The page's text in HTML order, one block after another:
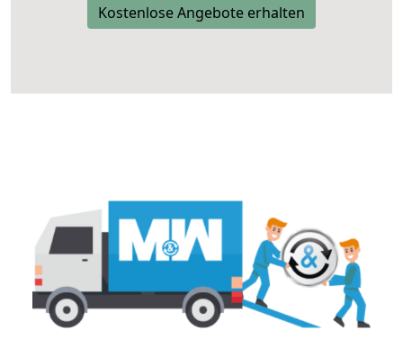
Kostenlose Angebote erhalten